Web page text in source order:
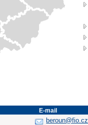
E-mail
beroun@fio.cz